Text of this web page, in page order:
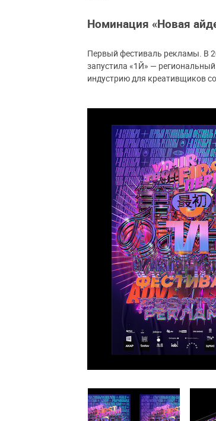
Номинация «Новая
Первый фестиваль рекламы. В
запустила «1Й» —
индустрию для креативщиков со